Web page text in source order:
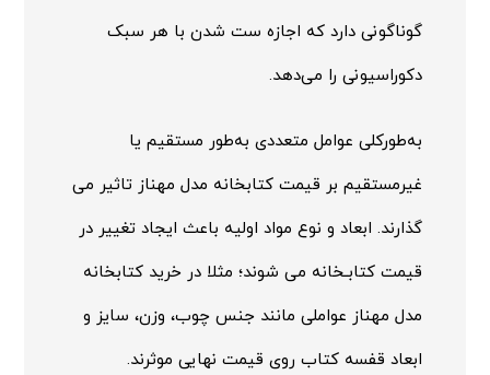
گوناگونی دارد که اجازه ست شدن با هر سبک
دکوراسیونی را می‌دهد.
به‌طورکلی عوامل متعددی به‌طور مستقیم یا
غیرمستقیم بر قیمت کتابخانه مدل مهناز تاثیر می
گذارند. ابعاد و نوع مواد اولیه باعث ایجاد تغییر در
قیمت کتابـخانه می شوند؛ مثلا در خرید کتابخانه
مدل مهناز عواملی مانند جنس چوب، وزن، سایز و
ابعاد قفسه کتاب روی قیمت نهایی موثرند.